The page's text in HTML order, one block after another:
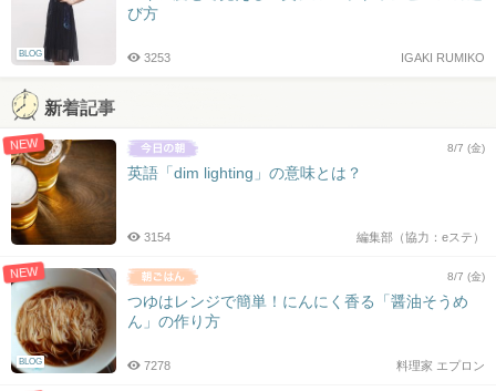
BLOG
び方
IGAKI RUMIKO
3253
新着記事
NEW 8/7 (金)
英語「dim lighting」の意味とは？
編集部（協力：eステ）
3154
NEW
BLOG
8/7 (金)
つゆはレンジで簡単！にんにく香る「醤油そうめ
ん」の作り方
料理家 エプロン
7278